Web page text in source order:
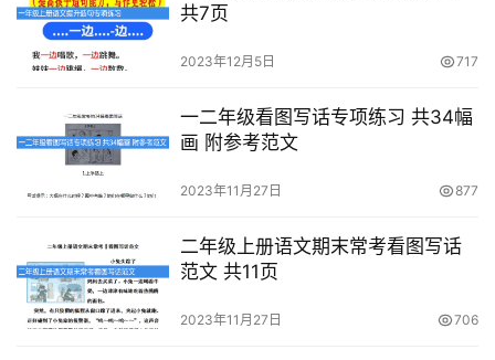
中
料
自
登录 注册
共7页
2023年12月5日 717
一二年级看图写话专项练习 共34幅
画 附参考范文
2023年11月27日 877
二年级上册语文期末常考看图写话
范文 共11页
2023年11月27日 706